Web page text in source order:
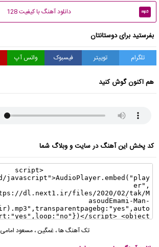
mp3 دانلود آهنگ با کیفیت 128
بفرستید برای دوستانتان
تلگرام توییتر فیسبوک واتس آپ
هم اکنون گوش کنید
کد پخش این آهنگ در سایت و وبلاگ شما
تک آهنگ ها،غمگین ،مسعود امامی